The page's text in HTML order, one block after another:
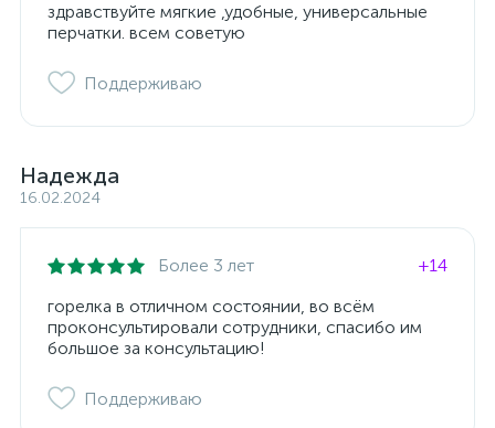
здравствуйте мягкие ,удобные, универсальные
перчатки. всем советую
Поддерживаю
Надежда
16.02.2024
Более 3 лет
+14
горелка в отличном состоянии, во всём
проконсультировали сотрудники, спасибо им
большое за консультацию!
Поддерживаю